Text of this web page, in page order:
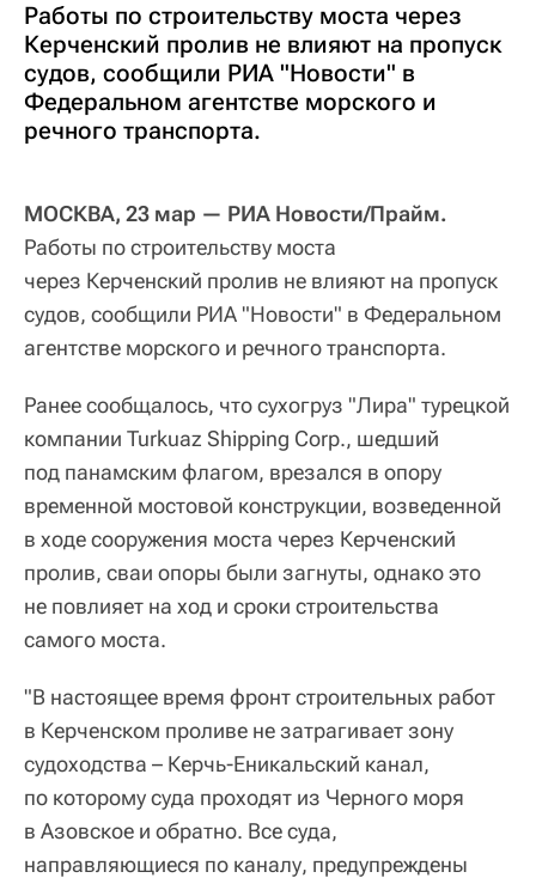
Работы по строительству моста через
Керченский пролив не влияют на пропуск
судов, сообщили РИА "Новости" в
Федеральном агентстве морского и
речного транспорта.
МОСКВА, 23 мар — РИА Новости/Прайм.
Работы по строительству моста
через Керченский пролив не влияют на пропуск
судов, сообщили РИА "Новости" в Федеральном
агентстве морского и речного транспорта.
Ранее сообщалось, что сухогруз "Лира" турецкой
компании Turkuaz Shipping Corp., шедший
под панамским флагом, врезался в опору
временной мостовой конструкции, возведенной
в ходе сооружения моста через Керченский
пролив, сваи опоры были загнуты, однако это
не повлияет на ход и сроки строительства
самого моста.
"В настоящее время фронт строительных работ
в Керченском проливе не затрагивает зону
судоходства – Керчь-Еникальский канал,
по которому суда проходят из Черного моря
в Азовское и обратно. Все суда,
направляющиеся по каналу, предупреждены